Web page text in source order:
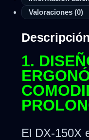
Valoraciones (0)
Descripción
1.
El DX-150X